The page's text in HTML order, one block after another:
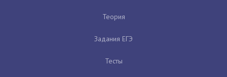
Теория
Задания ЕГЭ
Тесты